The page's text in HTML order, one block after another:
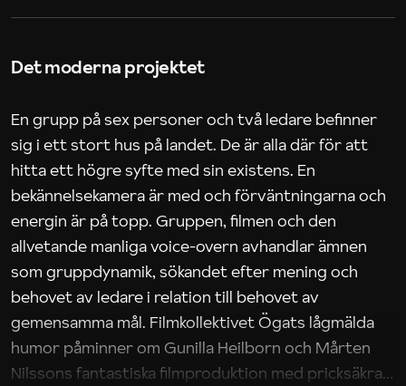
Det moderna projektet
En grupp på sex personer och två ledare befinner
sig i ett stort hus på landet. De är alla där för att
hitta ett högre syfte med sin existens. En
bekännelsekamera är med och förväntningarna och
energin är på topp. Gruppen, filmen och den
allvetande manliga voice-overn avhandlar ämnen
som gruppdynamik, sökandet efter mening och
behovet av ledare i relation till behovet av
gemensamma mål. Filmkollektivet Ögats lågmälda
humor påminner om Gunilla Heilborn och Mårten
Nilssons fantastiska filmproduktion med pricksäkra